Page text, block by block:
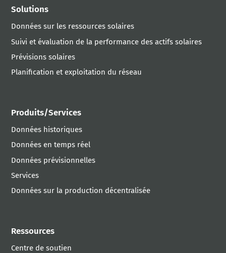
Solutions
Données sur les ressources solaires
Suivi et évaluation de la performance des actifs solaires
Prévisions solaires
Planification et exploitation du réseau
Produits/Services
Données historiques
Données en temps réel
Données prévisionnelles
Services
Données sur la production décentralisée
Ressources
Centre de soutien